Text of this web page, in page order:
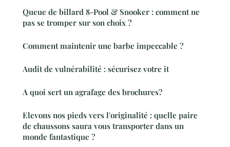
Queue de billard 8-Pool & Snooker : comment ne
pas se tromper sur son choix ?
Comment maintenir une barbe impeccable ?
Audit de vulnérabilité : sécurisez votre it
A quoi sert un agrafage des brochures?
Elevons nos pieds vers l'originalité : quelle paire
de chaussons saura vous transporter dans un
monde fantastique ?